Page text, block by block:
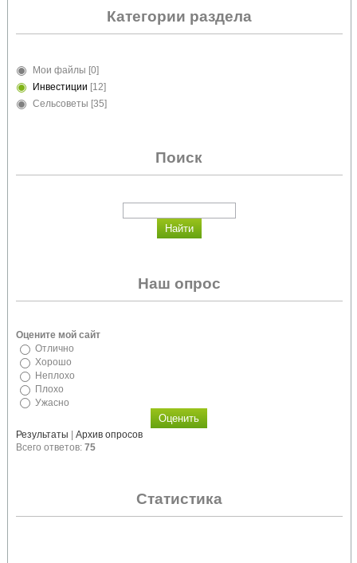
Категории раздела
Мои файлы [0]
Инвестиции [12]
Сельсоветы [35]
Поиск
Наш опрос
Оцените мой сайт
Отлично
Хорошо
Неплохо
Плохо
Ужасно
Результаты
Архив опросов
Всего ответов: 75
Статистика